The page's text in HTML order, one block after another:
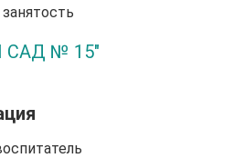
№ 15"